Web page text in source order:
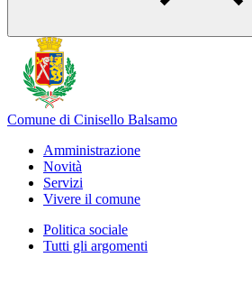
Comune di Cinisello Balsamo
Amministrazione
Novità
Servizi
Vivere il comune
Politica sociale
Tutti gli argomenti